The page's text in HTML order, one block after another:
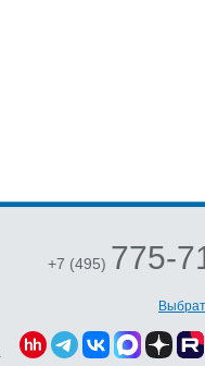
+7 (495) 775-